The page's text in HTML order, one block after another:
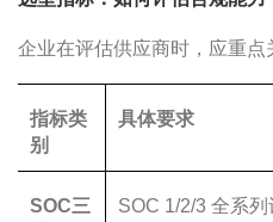
企业在评估供应商时，应重点
指标类
别
具体要求
SOC三
SOC 1/2/3 全系列